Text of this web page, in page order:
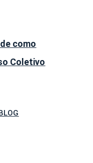
como
Coletivo